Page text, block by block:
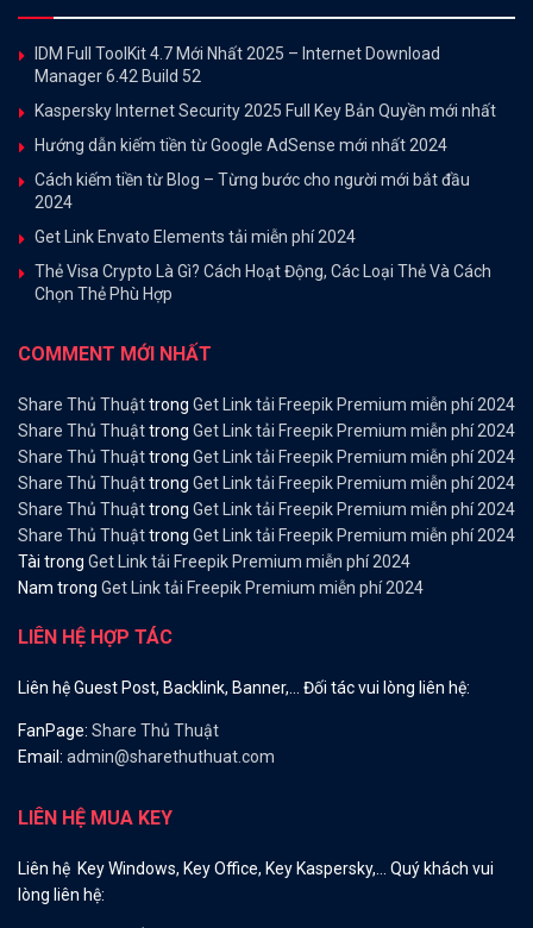
IDM Full ToolKit 4.7 Mới Nhất 2025 – Internet Download
Manager 6.42 Build 52
Kaspersky Internet Security 2025 Full Key Bản Quyền mới nhất
Hướng dẫn kiếm tiền từ Google AdSense mới nhất 2024
Cách kiếm tiền từ Blog – Từng bước cho người mới bắt đầu
2024
Get Link Envato Elements tải miễn phí 2024
Thẻ Visa Crypto Là Gì? Cách Hoạt Động, Các Loại Thẻ Và Cách
Chọn Thẻ Phù Hợp
COMMENT MỚI NHẤT
Share Thủ Thuậttrong Get Link tải Freepik Premium miễn phí 2024
Share Thủ Thuậttrong Get Link tải Freepik Premium miễn phí 2024
Share Thủ Thuậttrong Get Link tải Freepik Premium miễn phí 2024
Share Thủ Thuậttrong Get Link tải Freepik Premium miễn phí 2024
Share Thủ Thuậttrong Get Link tải Freepik Premium miễn phí 2024
Share Thủ Thuậttrong Get Link tải Freepik Premium miễn phí 2024
Tài trong Get Link tải Freepik Premium miễn phí 2024
Nam trong Get Link tải Freepik Premium miễn phí 2024
LIÊN HỆ HỢP TÁC
Liên hệ Guest Post, Backlink, Banner,… Đối tác vui lòng liên hệ:
FanPage: Share Thủ Thuật
Email: admin@sharethuthuat.com
LIÊN HỆ MUA KEY
Liên hệ Key Windows, Key Office, Key Kaspersky,… Quý khách vui
lòng liên hệ: